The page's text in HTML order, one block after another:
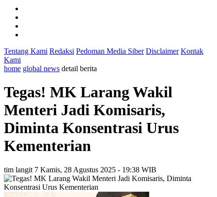
Tentang Kami Redaksi Pedoman Media Siber Disclaimer Kontak
Kami
home global news detail berita
Tegas! MK Larang Wakil
Menteri Jadi Komisaris,
Diminta Konsentrasi Urus
Kementerian
tim langit 7 Kamis, 28 Agustus 2025 - 19:38 WIB